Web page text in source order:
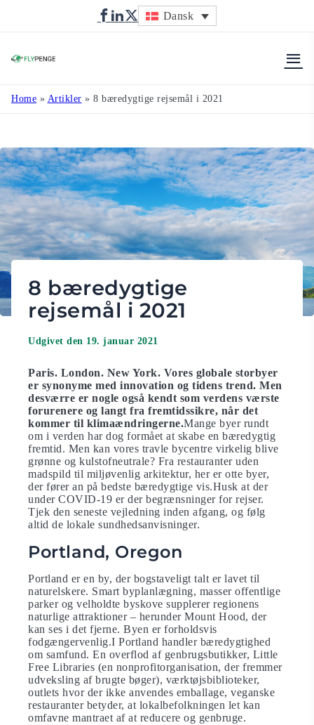
Dansk
Home » Artikler » 8 bæredygtige rejsemål i 2021
8 bæredygtige
rejsemål i 2021
Udgivet den 19. januar 2021
Paris. London. New York. Vores globale storbyer
er synonyme med innovation og tidens trend. Men
desværre er nogle også kendt som verdens værste
forurenere og langt fra fremtidssikre, når det
kommer til klimaændringerne.Mange byer rundt
om i verden har dog formået at skabe en bæredygtig
fremtid. Men kan vores travle bycentre virkelig blive
grønne og kulstofneutrale? Fra restauranter uden
madspild til miljøvenlig arkitektur, her er otte byer,
der fører an på bedste bæredygtige vis.Husk at der
under COVID-19 er der begrænsninger for rejser.
Tjek den seneste vejledning inden afgang, og følg
altid de lokale sundhedsanvisninger.
Portland, Oregon
Portland er en by, der bogstaveligt talt er lavet til
naturelskere. Smart byplanlægning, masser offentlige
parker og velholdte byskove supplerer regionens
naturlige attraktioner – herunder Mount Hood, der
kan ses i det fjerne. Byen er forholdsvis
fodgængervenlig.I Portland handler bæredygtighed
om samfund. En overflod af genbrugsbutikker, Little
Free Libraries (en nonprofitorganisation, der fremmer
udveksling af brugte bøger), værktøjsbiblioteker,
outlets hvor der ikke anvendes emballage, veganske
restauranter betyder, at lokalbefolkningen let kan
omfavne mantraet af at reducere og genbruge.